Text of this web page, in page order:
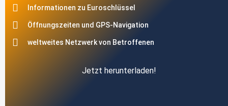
Informationen zu Euroschlüssel
Öffnungszeiten und GPS-Navigation
weltweites Netzwerk von Betroffenen
Jetzt herunterladen!